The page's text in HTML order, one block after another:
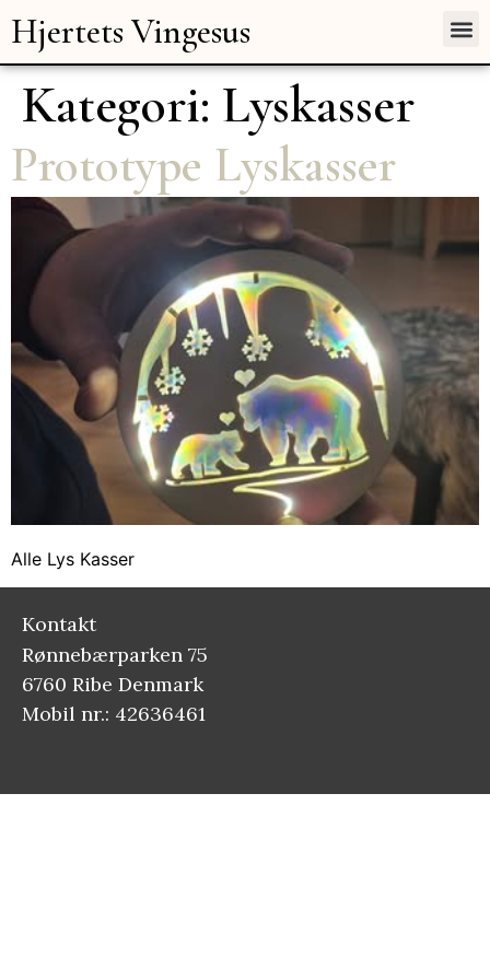
Hjertets Vingesus
Kategori: Lyskasser
Prototype Lyskasser
Alle Lys Kasser
Kontakt
Rønnebærparken 75
6760 Ribe Denmark
Mobil nr.: 42636461